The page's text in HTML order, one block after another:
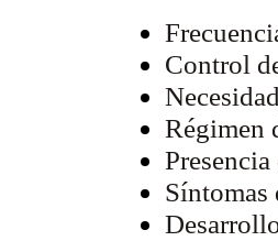
Control
Régimen
Síntomas